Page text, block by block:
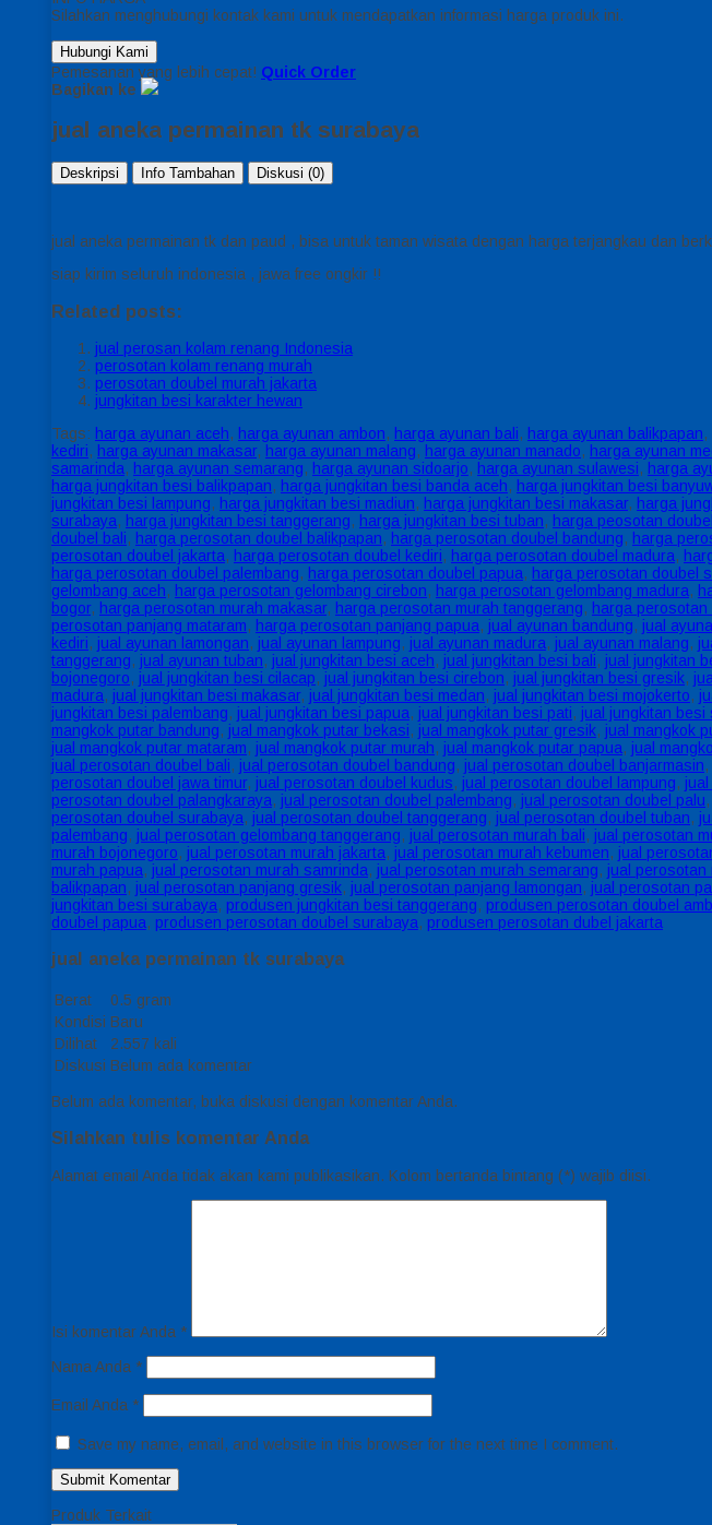
Silahkan menghubungi kontak kami untuk mendapatkan informasi harga produk ini.
Hubungi Kami
Pemesanan yang lebih cepat! Quick Order
Bagikan ke
jual aneka permainan tk surabaya
Deskripsi Info Tambahan Diskusi (0)
jual aneka permainan tk dan paud , bisa untuk taman wisata dengan harga terjangkau dan
siap kirim seluruh indonesia , jawa free ongkir !!
Related posts:
jual perosan kolam renang Indonesia
perosotan kolam renang murah
perosotan doubel murah jakarta
jungkitan besi karakter hewan
Tags: harga ayunan aceh, harga ayunan ambon, harga ayunan bali, harga ayunan balikpapan,
kediri, harga ayunan makasar, harga ayunan malang, harga ayunan manado, harga ayunan
samarinda, harga ayunan semarang, harga ayunan sidoarjo, harga ayunan sulawesi, harga
harga jungkitan besi balikpapan, harga jungkitan besi banda aceh, harga jungkitan besi
jungkitan besi lampung, harga jungkitan besi madiun, harga jungkitan besi makasar, harga
surabaya, harga jungkitan besi tanggerang, harga jungkitan besi tuban, harga peosotan
doubel bali, harga perosotan doubel balikpapan, harga perosotan doubel bandung, harga
perosotan doubel jakarta, harga perosotan doubel kediri, harga perosotan doubel madura,
harga perosotan doubel palembang, harga perosotan doubel papua, harga perosotan doubel
gelombang aceh, harga perosotan gelombang cirebon, harga perosotan gelombang madura,
bogor, harga perosotan murah makasar, harga perosotan murah tanggerang, harga
perosotan panjang mataram, harga perosotan panjang papua, jual ayunan bandung, jual
kediri, jual ayunan lamongan, jual ayunan lampung, jual ayunan madura, jual ayunan malang,
tanggerang, jual ayunan tuban, jual jungkitan besi aceh, jual jungkitan besi bali, jual jungkitan
bojonegoro, jual jungkitan besi cilacap, jual jungkitan besi cirebon, jual jungkitan besi gresik,
madura, jual jungkitan besi makasar, jual jungkitan besi medan, jual jungkitan besi mojokerto,
jungkitan besi palembang, jual jungkitan besi papua, jual jungkitan besi pati, jual jungkitan besi
mangkok putar bandung, jual mangkok putar bekasi, jual mangkok putar gresik, jual mangkok
jual mangkok putar mataram, jual mangkok putar murah, jual mangkok putar papua, jual
jual perosotan doubel bali, jual perosotan doubel bandung, jual perosotan doubel banjarmasin,
perosotan doubel jawa timur, jual perosotan doubel kudus, jual perosotan doubel lampung,
perosotan doubel palangkaraya, jual perosotan doubel palembang, jual perosotan doubel palu,
perosotan doubel surabaya, jual perosotan doubel tanggerang, jual perosotan doubel tuban,
palembang, jual perosotan gelombang tanggerang, jual perosotan murah bali, jual perosotan
murah bojonegoro, jual perosotan murah jakarta, jual perosotan murah kebumen, jual
murah papua, jual perosotan murah samrinda, jual perosotan murah semarang, jual perosotan
balikpapan, jual perosotan panjang gresik, jual perosotan panjang lamongan, jual perosotan
jungkitan besi surabaya, produsen jungkitan besi tanggerang, produsen perosotan doubel
doubel papua, produsen perosotan doubel surabaya, produsen perosotan dubel jakarta
jual aneka permainan tk surabaya
Berat
0.5 gram
Kondisi Baru
Dilihat
2.557 kali
Diskusi Belum ada komentar
Belum ada komentar, buka diskusi dengan komentar Anda.
Silahkan tulis komentar Anda
Alamat email Anda tidak akan kami publikasikan. Kolom bertanda bintang (*) wajib diisi.
Isi komentar Anda *
Nama Anda *
Email Anda *
Save my name, email, and website in this browser for the next time I comment.
Produk Terkait